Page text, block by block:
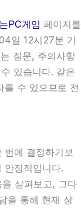
PC게임 페이지를
일 12시27분 기
질문, 주의사항
있습니다. 같은
를 수 있으므로 전
번에 결정하기보
안정적입니다.
살펴보고, 그다
을 통해 현재 상